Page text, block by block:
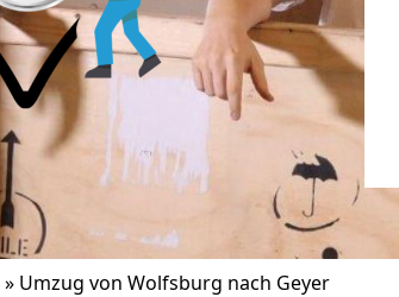
» Umzug von Wolfsburg nach Geyer